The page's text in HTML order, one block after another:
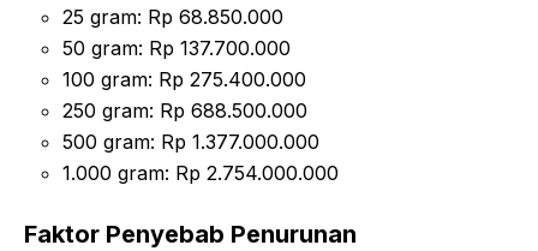
25 gram: Rp 68.850.000
50 gram: Rp 137.700.000
100 gram: Rp 275.400.000
250 gram: Rp 688.500.000
500 gram: Rp 1.377.000.000
1.000 gram: Rp 2.754.000.000
Faktor Penyebab Penurunan